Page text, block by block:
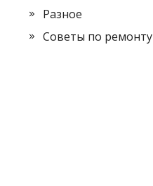
Разное
Советы по ремонту